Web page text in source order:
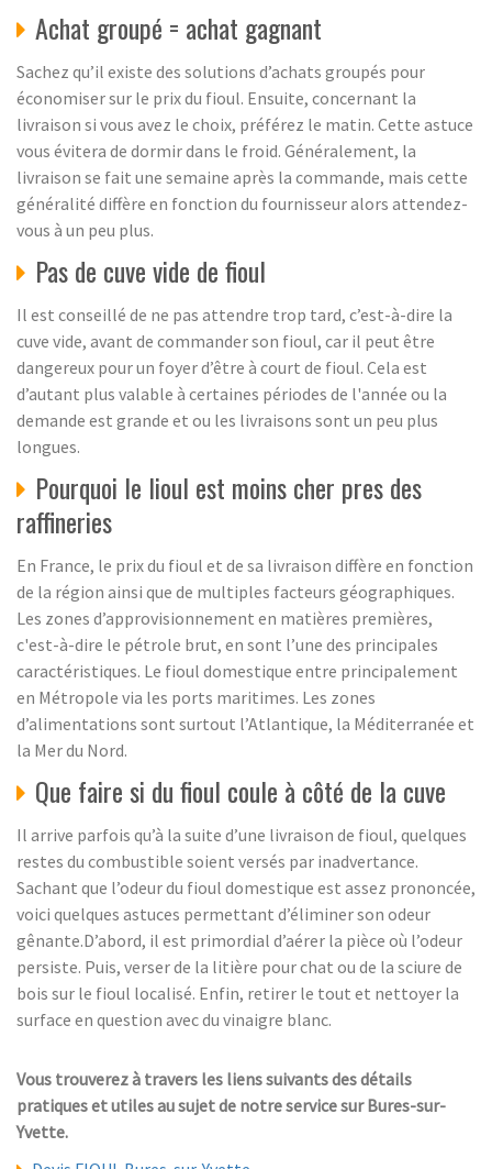
Achat groupé = achat gagnant
Sachez qu’il existe des solutions d’achats groupés pour
économiser sur le prix du fioul. Ensuite, concernant la
livraison si vous avez le choix, préférez le matin. Cette astuce
vous évitera de dormir dans le froid. Généralement, la
livraison se fait une semaine après la commande, mais cette
généralité diffère en fonction du fournisseur alors attendez-
vous à un peu plus.
Pas de cuve vide de fioul
Il est conseillé de ne pas attendre trop tard, c’est-à-dire la
cuve vide, avant de commander son fioul, car il peut être
dangereux pour un foyer d’être à court de fioul. Cela est
d’autant plus valable à certaines périodes de l'année ou la
demande est grande et ou les livraisons sont un peu plus
longues.
Pourquoi le lioul est moins cher pres des
raffineries
En France, le prix du fioul et de sa livraison diffère en fonction
de la région ainsi que de multiples facteurs géographiques.
Les zones d’approvisionnement en matières premières,
c'est-à-dire le pétrole brut, en sont l’une des principales
caractéristiques. Le fioul domestique entre principalement
en Métropole via les ports maritimes. Les zones
d’alimentations sont surtout l’Atlantique, la Méditerranée et
la Mer du Nord.
Que faire si du fioul coule à côté de la cuve
Il arrive parfois qu’à la suite d’une livraison de fioul, quelques
restes du combustible soient versés par inadvertance.
Sachant que l’odeur du fioul domestique est assez prononcée,
voici quelques astuces permettant d’éliminer son odeur
gênante.D’abord, il est primordial d’aérer la pièce où l’odeur
persiste. Puis, verser de la litière pour chat ou de la sciure de
bois sur le fioul localisé. Enfin, retirer le tout et nettoyer la
surface en question avec du vinaigre blanc.
Vous trouverez à travers les liens suivants des détails
pratiques et utiles au sujet de notre service sur Bures-sur-
Yvette.